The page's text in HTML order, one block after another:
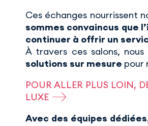
Ces échanges nourrissent
sommes convaincus que
continuer à offrir un
À travers ces salons, nous
solutions sur mesure pour
POUR ALLER PLUS LOIN,
LUXE
Avec des équipes